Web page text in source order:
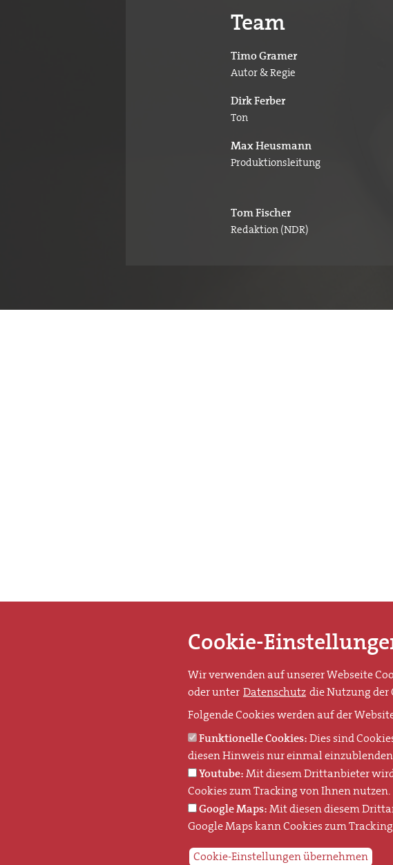
Team
Timo Gramer
Autor & Regie
Dirk Ferber
Ton
Max Heusmann
Produktionsleitung
Tom Fischer
Redaktion (NDR)
Cookie-
Wir verwenden auf unserer Webseite
oder unter Datenschutz die Nutzung der
Folgende Cookies werden auf der
Funktionelle Cookies: Dies sind
diesen Hinweis nur einmal
Youtube: Mit diesem Drittanbieter
Cookies zum Tracking von Ihnen nutzen.
Google Maps: Mit diesen diesem
Google Maps kann Cookies zum
Cookie-Einstellungen übernehmen